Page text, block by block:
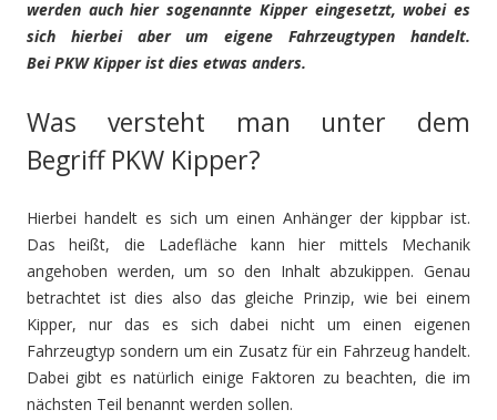
werden auch hier sogenannte Kipper eingesetzt, wobei es
sich hierbei aber um eigene Fahrzeugtypen handelt.
Bei PKW Kipper ist dies etwas anders.
Was versteht man unter dem
Begriff PKW Kipper?
Hierbei handelt es sich um einen Anhänger der kippbar ist.
Das heißt, die Ladefläche kann hier mittels Mechanik
angehoben werden, um so den Inhalt abzukippen. Genau
betrachtet ist dies also das gleiche Prinzip, wie bei einem
Kipper, nur das es sich dabei nicht um einen eigenen
Fahrzeugtyp sondern um ein Zusatz für ein Fahrzeug handelt.
Dabei gibt es natürlich einige Faktoren zu beachten, die im
nächsten Teil benannt werden sollen.